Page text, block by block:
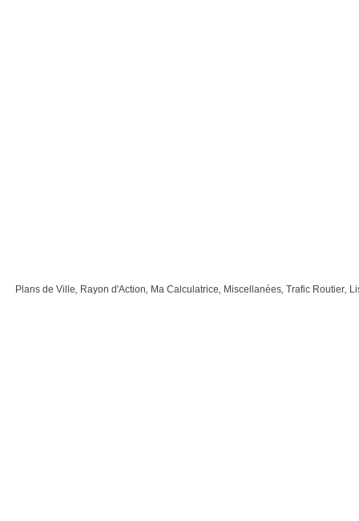
Plans de Ville, Rayon d'Action, Ma Calculatrice, Miscellanées, Trafic Routier,